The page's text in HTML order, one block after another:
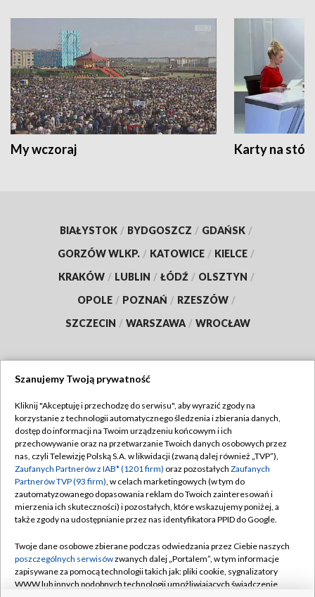
My wczoraj Karty na
BIAŁYSTOK / BYDGOSZCZ / GDAŃSK /
GORZÓW WLKP. / KATOWICE / KIELCE /
KRAKÓW / LUBLIN / ŁÓDŹ / OLSZTYN /
OPOLE / POZNAŃ / RZESZÓW /
SZCZECIN / WARSZAWA / WROCŁAW
TVP
Abonament TVP
Emisja w TVP
Centrum informacji TVP
Naziemna Telewizja Cyfrowa
Rada Programowa
System NOS
Regulamin TVP
Polityka prywatności
Moje zgody
Pomoc
Kontakt
Szanujemy Twoją prywatność
Kliknij "Akceptuję i przechodzę do serwisu", aby wyrazić zgody na
korzystanie z technologii automatycznego śledzenia i zbierania danych,
dostęp do informacji na Twoim urządzeniu końcowym i ich
przechowywanie oraz na przetwarzanie Twoich danych osobowych przez
nas, czyli Telewizję Polską S.A. w likwidacji (zwaną dalej również „TVP”),
Zaufanych Partnerów z IAB* (1201 firm) oraz pozostałych Zaufanych
Partnerów TVP (93 firm), w celach marketingowych (w tym do
zautomatyzowanego dopasowania reklam do Twoich zainteresowań i
mierzenia ich skuteczności) i pozostałych, które wskazujemy poniżej, a
także zgody na udostępnianie przez nas identyfikatora PPID do Google.
Twoje dane osobowe zbierane podczas odwiedzania przez Ciebie naszych
poszczególnych serwisówzwanych dalej „Portalem”, w tym informacje
zapisywane za pomocą technologii takich jak: pliki cookie, sygnalizatory
WWW lub innych podobnych technologii umożliwiających świadczenie